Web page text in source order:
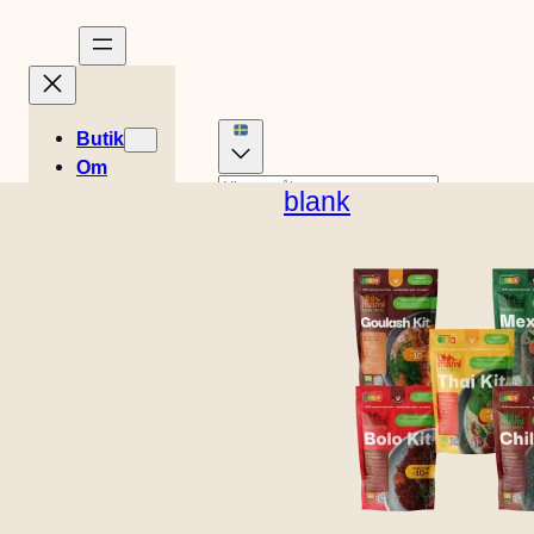
Butik
blank
Om
Engelska (Förenta
Spanska
Engelska (UK)
Italienska
0,00